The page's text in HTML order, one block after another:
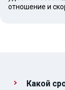
отношение и
Какой